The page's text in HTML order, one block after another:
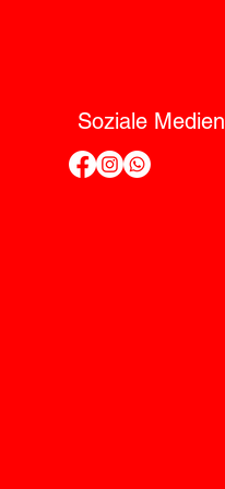
Soziale Medien